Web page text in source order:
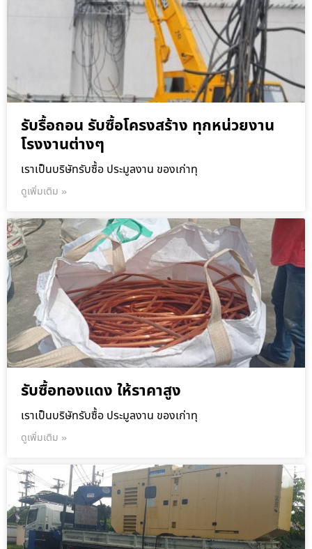
รับรื้อถอน รับซื้อโครงสร้าง ทุกหน่วยงาน
โรงงานต่างๆ
เราเป็นบริษัทรับซื้อ ประมูลงาน ของเก่าทุ
ดูเพิ่มเติม »
รับซื้อทองแดง ให้ราคาสูง
เราเป็นบริษัทรับซื้อ ประมูลงาน ของเก่าทุ
ดูเพิ่มเติม »